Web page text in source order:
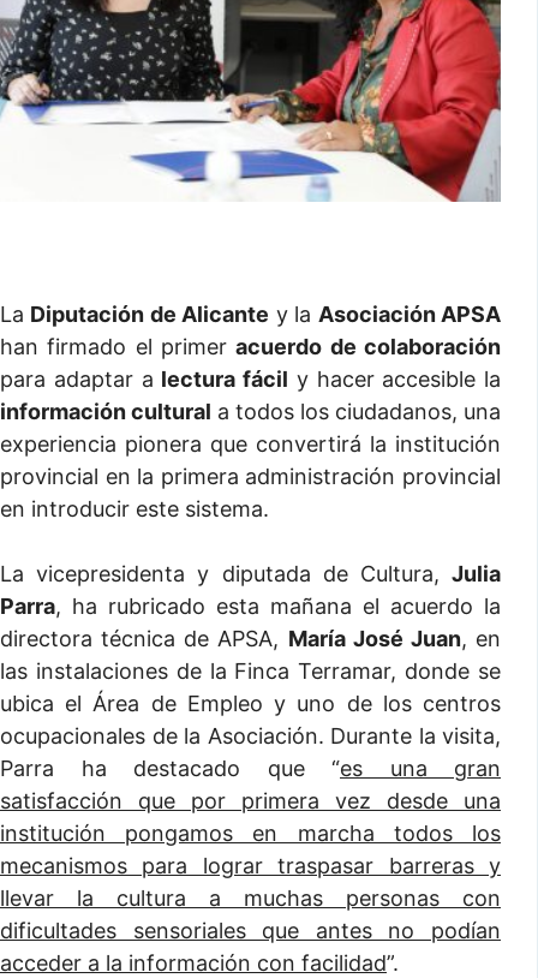
La Diputación de Alicante y la Asociación APSA
han firmado el primeracuerdo de colaboración
para adaptar a lectura fácil y hacer accesible la
información cultural a todos los ciudadanos, una
experiencia pionera que convertirá la institución
provincial en la primera administración provincial
en introducir este sistema.
La vicepresidenta y diputada de Cultura, Julia
Parra, ha rubricado esta mañana el acuerdo la
directora técnica de APSA, María José Juan, en
las instalaciones de la Finca Terramar, donde se
ubica el Área de Empleo y uno de los centros
ocupacionales de la Asociación. Durante la visita,
Parra ha destacado que “es una gran
satisfacción que por primera vez desde una
institución pongamos en marcha todos los
mecanismos para lograr traspasar barreras y
llevar la cultura a muchas personas con
dificultades sensoriales que antes no podían
acceder a la información con facilidad”.